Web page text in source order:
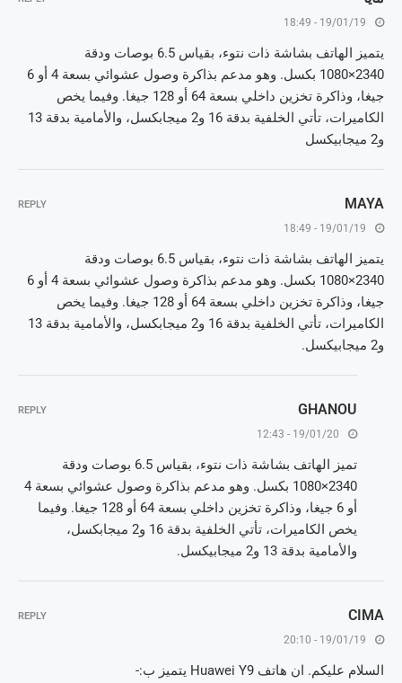
19/01/19 - 18:49
يتميز الهاتف بشاشة ذات نتوء، بقياس 6.5 بوصات ودقة
2340×1080 بكسل. وهو مدعم بذاكرة وصول عشوائي بسعة 4 أو 6
جيغا، وذاكرة تخزين داخلي بسعة 64 أو 128 جيغا. وفيما يخص
الكاميرات، تأتي الخلفية بدقة 16 و2 ميجابكسل، والأمامية بدقة 13
و2 ميجابيكسل
MAYA
19/01/19 - 18:49
يتميز الهاتف بشاشة ذات نتوء، بقياس 6.5 بوصات ودقة
2340×1080 بكسل. وهو مدعم بذاكرة وصول عشوائي بسعة 4 أو 6
جيغا، وذاكرة تخزين داخلي بسعة 64 أو 128 جيغا. وفيما يخص
الكاميرات، تأتي الخلفية بدقة 16 و2 ميجابكسل، والأمامية بدقة 13
و2 ميجابيكسل.
REPLY
GHANOU
19/01/20 - 12:43
تميز الهاتف بشاشة ذات نتوء، بقياس 6.5 بوصات ودقة
2340×1080 بكسل. وهو مدعم بذاكرة وصول عشوائي بسعة 4
أو 6 جيغا، وذاكرة تخزين داخلي بسعة 64 أو 128 جيغا. وفيما
يخص الكاميرات، تأتي الخلفية بدقة 16 و2 ميجابكسل،
والأمامية بدقة 13 و2 ميجابيكسل.
REPLY
CIMA
19/01/19 - 20:10
السلام عليكم. ان هاتف Huawei Y9 يتميز ب:-
REPLY